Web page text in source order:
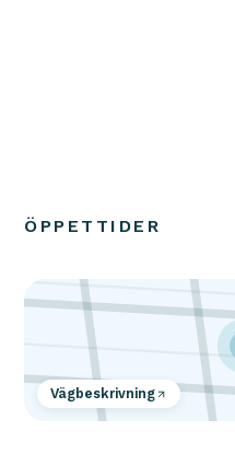
ÖPPETTIDER
Vägbeskrivning